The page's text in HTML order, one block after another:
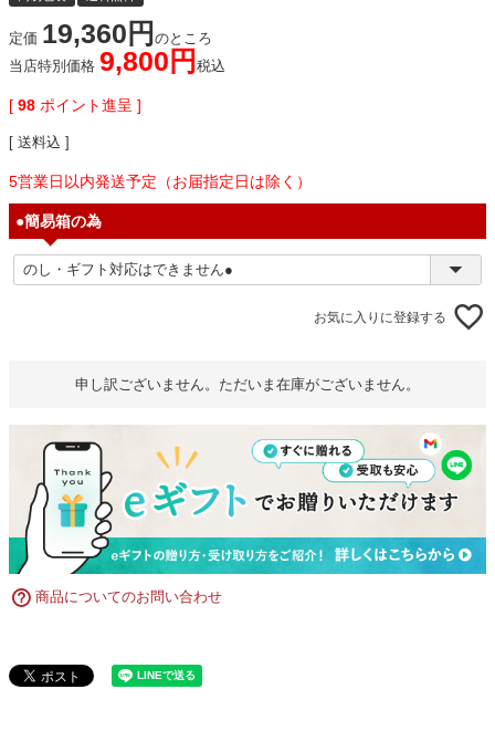
定価 19,360
のところ
当店特別価格 9,800 税込
[ 98 ポイント進呈 ]
送料込
5営業日以内発送予定（お届指定日は除く）
●簡易箱の為
お気に入りに登録する
申し訳ございません。ただいま在庫がございません。
商品についてのお問い合わせ